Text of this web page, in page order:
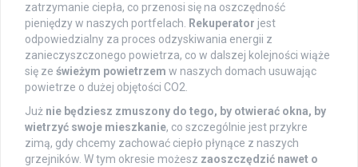
zatrzymanie ciepła, co przenosi się na oszczędność
pieniędzy w naszych portfelach. Rekuperator jest
odpowiedzialny za proces odzyskiwania energii z
zanieczyszczonego powietrza, co w dalszej kolejności wiąże
się ze świeżym powietrzem w naszych domach usuwając
powietrze o dużej objętości CO2.
Już nie będziesz zmuszony do tego, by otwierać okna, by
wietrzyć swoje mieszkanie, co szczególnie jest przykre
zimą, gdy chcemy zachować ciepło płynące z naszych
grzejników. W tym okresie możesz zaoszczędzić nawet o